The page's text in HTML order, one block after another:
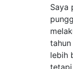
Saya
lebih